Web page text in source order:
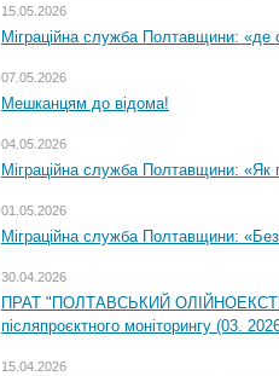
15.05.2026
Міграційна служба Полтавщини: «де
07.05.2026
Мешканцям до відома!
04.05.2026
Міграційна служба Полтавщини: «Як
01.05.2026
Міграційна служба Полтавщини:
30.04.2026
ПРАТ "ПОЛТАВСЬКИЙ
післяпроєктного моніторингу (03.
15.04.2026